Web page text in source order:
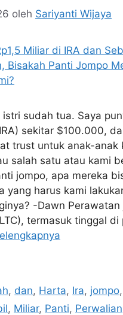
oleh Sariyanti Wijaya
istri sudah tua. Saya
sekitar $100.000,
trust untuk anak-anak
salah satu atau kami
jompo, apa mereka
yang harus kami
-Dawn Perawatan
termasuk tinggal di
, dan, Harta, Ira, jompo,
, Miliar, Panti, Perwalian